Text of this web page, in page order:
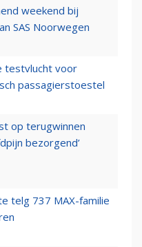
weekend bij
SAS Noorwegen
testvlucht voor
passagierstoestel
op terugwinnen
bezorgend’
telg 737 MAX-familie